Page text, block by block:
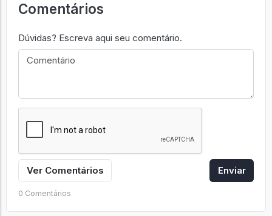
Comentários
Dúvidas? Escreva aqui seu comentário.
Ver Comentários Enviar
0 Comentários